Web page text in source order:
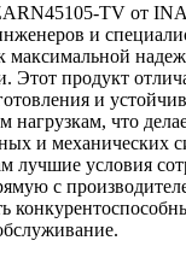
TV от
и
максимальной
Этот продукт
и
нагрузкам, что
и механических
лучшие условия
с